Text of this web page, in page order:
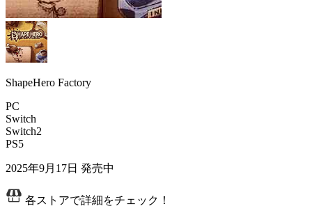
ShapeHero Factory
PC
Switch
Switch2
PS5
2025年9月17日 発売中
各ストアで詳細をチェック！